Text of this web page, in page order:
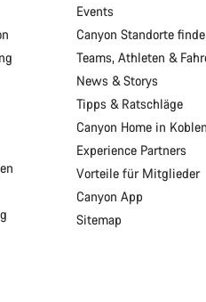
Events
Canyon Standorte
Teams, Athleten &
News & Storys
Tipps & Ratschläge
Canyon Home in
Experience Partners
Vorteile für Mitglieder
Canyon App
Sitemap